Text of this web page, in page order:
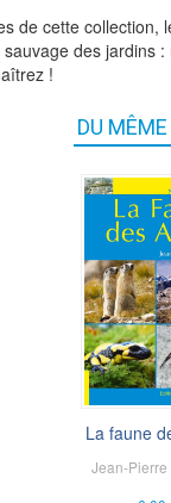
de cette collection,
des jardins
!
DU
La faune
Jean-Pierre